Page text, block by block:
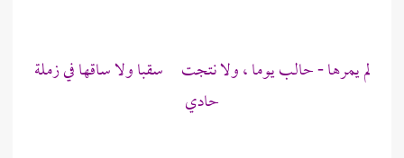
لم يمرها - حالب يوما ، ولا نتجت سقبا ولا ساقها في زملة
حادي